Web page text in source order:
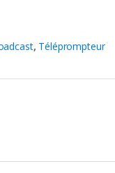
, Téléprompteur